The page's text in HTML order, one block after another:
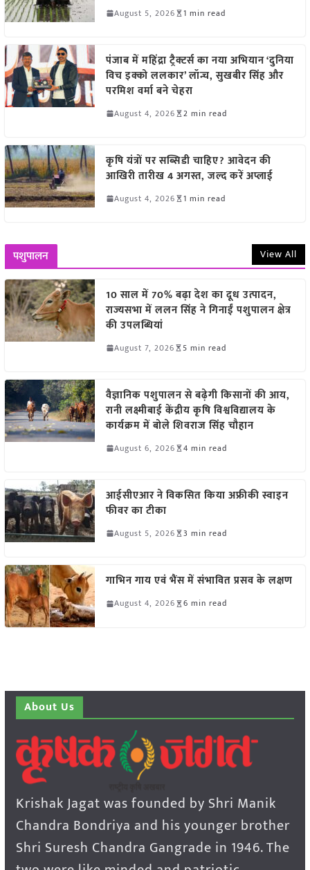
August 5, 2026 1 min read
पंजाब में महिंद्रा ट्रैक्टर्स का नया अभियान ‘दुनिया
विच इक्को ललकार’ लॉन्च, सुखबीर सिंह और
परमिश वर्मा बने चेहरा
August 4, 2026 2 min read
कृषि यंत्रों पर सब्सिडी चाहिए? आवेदन की
आखिरी तारीख 4 अगस्त, जल्द करें अप्लाई
August 4, 2026 1 min read
पशुपालन View All
10 साल में 70% बढ़ा देश का दूध उत्पादन,
राज्यसभा में ललन सिंह ने गिनाईं पशुपालन क्षेत्र
की उपलब्धियां
August 7, 2026 5 min read
वैज्ञानिक पशुपालन से बढ़ेगी किसानों की आय,
रानी लक्ष्मीबाई केंद्रीय कृषि विश्वविद्यालय के
कार्यक्रम में बोले शिवराज सिंह चौहान
August 6, 2026 4 min read
आईसीएआर ने विकसित किया अफ्रीकी स्वाइन
फीवर का टीका
August 5, 2026 3 min read
गाभिन गाय एवं भैंस में संभावित प्रसव के लक्षण
August 4, 2026 6 min read
About Us
Krishak Jagat was founded by Shri Manik
Chandra Bondriya and his younger brother
Shri Suresh Chandra Gangrade in 1946. The